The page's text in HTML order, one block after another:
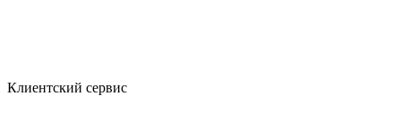
Клиентский сервис